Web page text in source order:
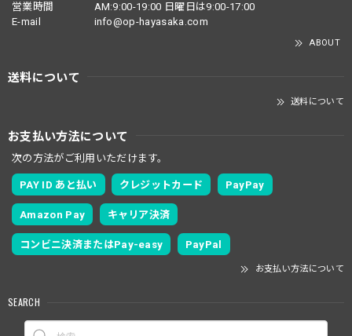
営業時間
AM:9:00-19:00 日曜日は9:00-17:00
E-mail
info@op-hayasaka.com
ABOUT
送料について
送料について
お支払い方法について
次の方法がご利用いただけます。
PAY ID あと払い クレジットカード PayPay
Amazon Pay キャリア決済
コンビニ決済またはPay-easy PayPal
お支払い方法について
SEARCH